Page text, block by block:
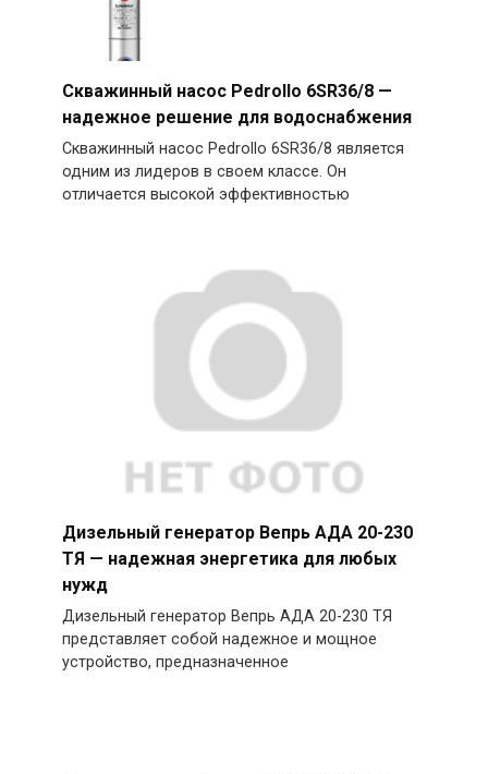
Скважинный насос Pedrollo 6SR36/8 —
надежное решение для водоснабжения
Скважинный насос Pedrollo 6SR36/8 является
одним из лидеров в своем классе. Он
отличается высокой эффективностью
Дизельный генератор Вепрь АДА 20-230
ТЯ — надежная энергетика для любых
нужд
Дизельный генератор Вепрь АДА 20-230 ТЯ
представляет собой надежное и мощное
устройство, предназначенное